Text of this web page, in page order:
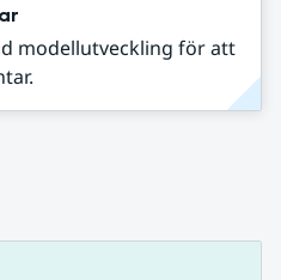
modellutveckling för att